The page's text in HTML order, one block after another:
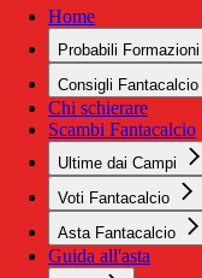
Home
Probabili Formazioni
Consigli Fantacalcio
Chi schierare
Scambi Fantacalcio
Ultime dai Campi
Voti Fantacalcio
Asta Fantacalcio
Guida all'asta